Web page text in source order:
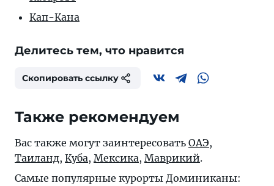
Кап-Кана
Делитесь тем, что нравится
Скопировать ссылку
Также рекомендуем
Вас также могут заинтересовать ОАЭ,
Таиланд, Куба, Мексика, Маврикий.
Самые популярные курорты Доминиканы: